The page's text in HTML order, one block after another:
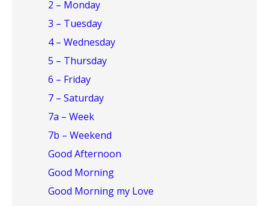
2 – Monday
3 – Tuesday
4 – Wednesday
5 – Thursday
6 – Friday
7 – Saturday
7a – Week
7b – Weekend
Good Afternoon
Good Morning
Good Morning my Love